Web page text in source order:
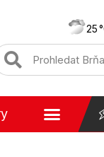
25